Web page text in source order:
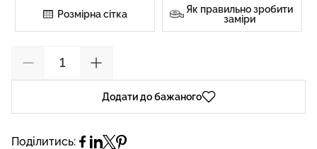
Розмірна сітка
Як правильно зробити
заміри
Додати до бажаного
Поділитись: